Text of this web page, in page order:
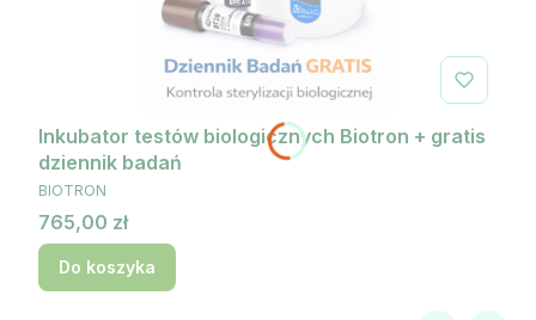
Inkubator testów biologicznych Biotron + gratis
dziennik badań
PRODUCENT
BIOTRON
Cena
765,00 zł
Do koszyka